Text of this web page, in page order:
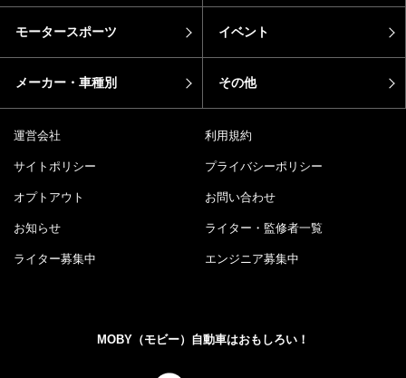
モータースポーツ イベント
メーカー・車種別 その他
運営会社 利用規約
サイトポリシー プライバシーポリシー
オプトアウト お問い合わせ
お知らせ ライター・監修者一覧
ライター募集中 エンジニア募集中
MOBY（モビー）自動車はおもしろい！